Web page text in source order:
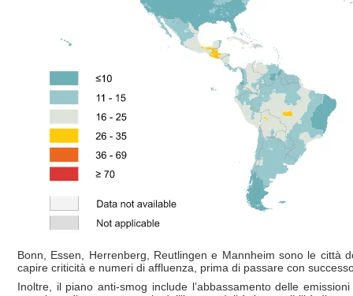
Bonn, Essen, Herrenberg, Reutlingen e Mannheim sono le
capire criticità e numeri di affluenza, prima di passare con
Inoltre, il piano anti-smog include l’abbassamento delle